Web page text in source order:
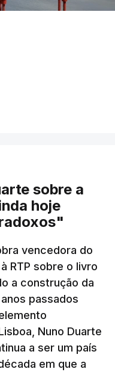
sobre a
hoje
vencedora do
RTP sobre o livro
a construção da
passados
Nuno Duarte
a ser um país
em que a